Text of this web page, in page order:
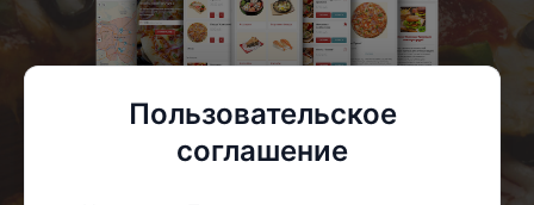
Пользовательское
соглашение